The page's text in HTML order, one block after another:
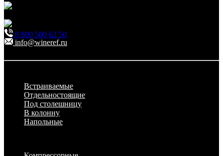
8 800 500 62 50
info@wineref.ru
Встраиваемые
Отдельностоящие
Под столешницу
В колонну
Напольные